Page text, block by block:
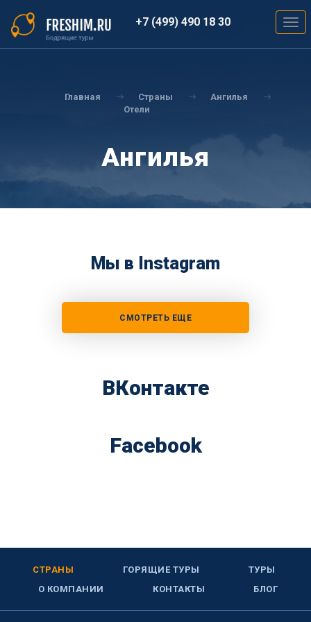
основному
содержанию
+7 (499) 490 18 30
Главная Страны
Ангилья
Отели
Ангилья
Мы в Instagram
СМОТРЕТЬ ЕЩЕ
ВКонтакте
Facebook
СТРАНЫ ГОРЯЩИЕ ТУРЫ
ТУРЫ
О КОМПАНИИ
КОНТАКТЫ БЛОГ